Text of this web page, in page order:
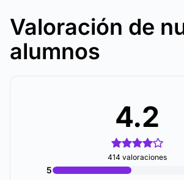
Valoración de
alumnos
4.2
414 valoraciones
5